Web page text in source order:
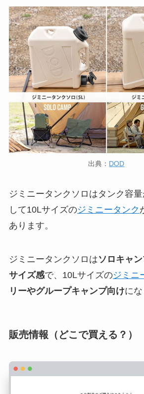
出典： DOD
ジミニータンクソロはタンク容
して10Lサイズのジミニータンク
あります。
ジミニータンクソロはソロキャ
サイズ感で、10Lサイズのジミニ
リーやグループキャンプ向けにな
販売情報（どこで買える？）